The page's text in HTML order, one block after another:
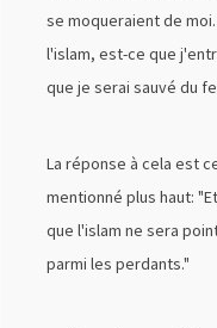
se moqueraient de
l'islam, est-ce que
que je serai sauvé du
La réponse à cela est
mentionné plus haut:
que l'islam ne sera
parmi les perdants."